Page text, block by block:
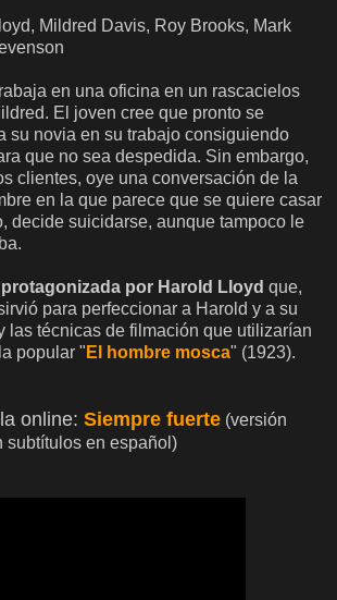
Mildred Davis, Roy Brooks, Mark
en una oficina en un rascacielos
El joven cree que pronto se
su novia en su trabajo consiguiendo
que no sea despedida. Sin embargo,
clientes, oye una conversación de la
en la que parece que se quiere casar
decide suicidarse, aunque tampoco le
por Harold Lloyd que,
para perfeccionar a Harold y a su
las técnicas de filmación que utilizarían
popular " El hombre mosca" (1923).
online: Siempre fuerte(versión
subtítulos en español)